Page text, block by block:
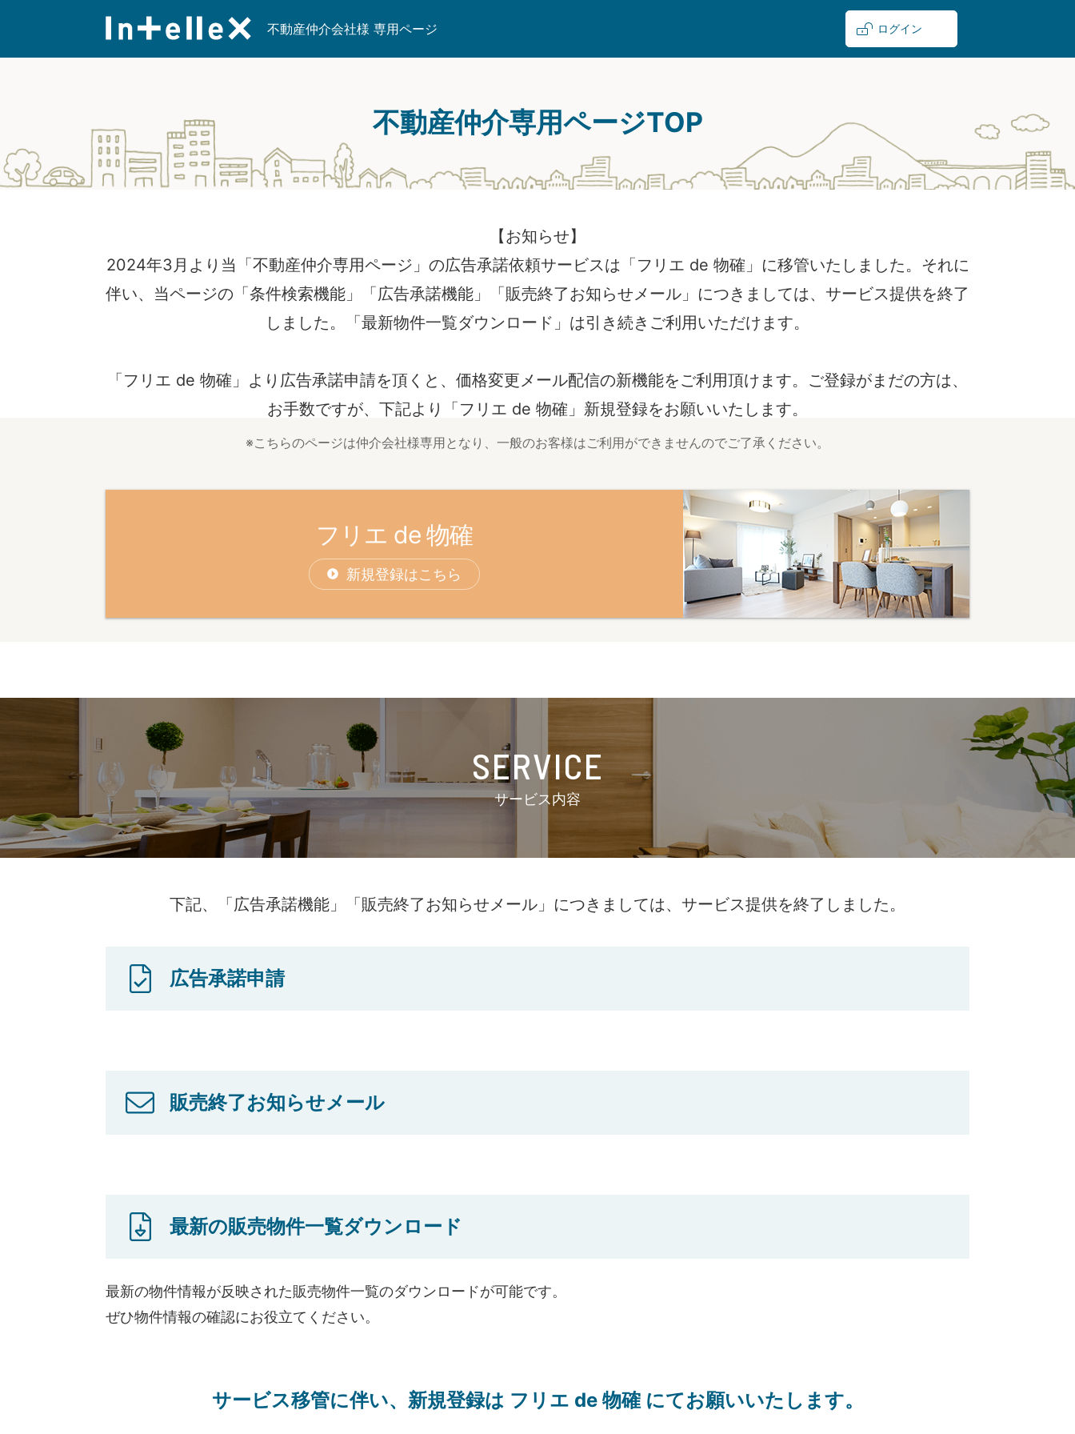
不動産仲介会社様 専用ページ ログイン
不動産仲介専用ページTOP
【お知らせ】
2024年3月より当「不動産仲介専用ページ」の広告承諾依頼サービスは「フリエ de 物確」に移管いたしました。それに
伴い、当ページの「条件検索機能」「広告承諾機能」「販売終了お知らせメール」につきましては、サービス提供を終了
しました。「最新物件一覧ダウンロード」は引き続きご利用いただけます。
「フリエ de 物確」より広告承諾申請を頂くと、価格変更メール配信の新機能をご利用頂けます。ご登録がまだの方は、
お手数ですが、下記より「フリエ de 物確」新規登録をお願いいたします。
※こちらのページは仲介会社様専用となり、一般のお客様はご利用ができませんのでご了承ください。
フリエ de 物確
新規登録はこちら
SERVICE
サービス内容
下記、「広告承諾機能」「販売終了お知らせメール」 につきましては、サービス提供を終了しました。
広告承諾申請
販売終了お知らせメール
最新の販売物件一覧ダウンロード
最新の物件情報が反映された販売物件一覧のダウンロードが可能です。
ぜひ物件情報の確認にお役立てください。
サービス移管に伴い、新規登録は フリエ de 物確 にてお願いいたします。